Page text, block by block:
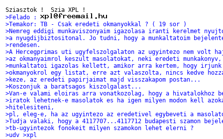
>Felado :
>Temakor: TB - Csak eredeti okmanyokkal ? ( 19 sor )
>Nemreg eddigi munkaviszonyaim igazolasa iranti kerelmet
>a nyugdijbiztositonal. Jo tudni, hogy a munkaltatoim
>rendesen.
>A Hercegprimas uti ugyfelszolgalaton az ugyintezo nem volt
>az okmanyaimrol keszult masolatokat, neki eredeti
>munkaltatoi igazolas kellett, amikor arra kertem, hogy
>okmanyokrol egy listat, erre azt valaszolta, nincs kedve
>keze, az eredeti papirjaimat majd visszakapom postan...
>Koszonjuk a baratsagos kiszolgalast...
>Van-e valami eloiras arra vonatkozolag, hogy a hivatalokhoz
>iratok lehetnek-e masolatok es ha igen milyen modon kell
>hitelesiteni,
>pl, eleg-e, ha az ugyintezo az eredetivel egybeveti a
>Tudja valaki, hogy a 4117707...4117712 budapesti szamon
>tb-ugyintezok fonokeit milyen szamokon lehet elerni ?
>udv >xpl